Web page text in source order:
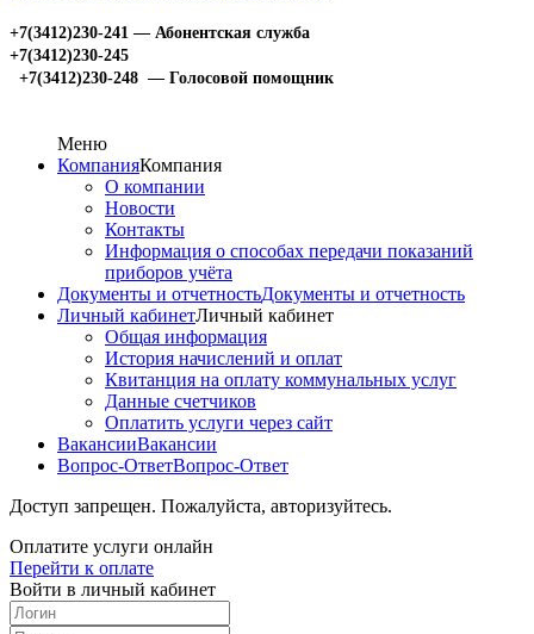
+7(3412)230-241 — Абонентская служба
+7(3412)230-245
+7(3412)230-248 — Голосовой помощник
Меню
КомпанияКомпания
О компании
Новости
Контакты
Информация о способах передачи показаний
приборов учёта
Документы и отчетностьДокументы и отчетность
Личный кабинетЛичный кабинет
Общая информация
История начислений и оплат
Квитанция на оплату коммунальных услуг
Данные счетчиков
Оплатить услуги через сайт
ВакансииВакансии
Вопрос-ОтветВопрос-Ответ
Доступ запрещен. Пожалуйста, авторизуйтесь.
Оплатите услуги онлайн
Перейти к оплате
Войти в личный кабинет